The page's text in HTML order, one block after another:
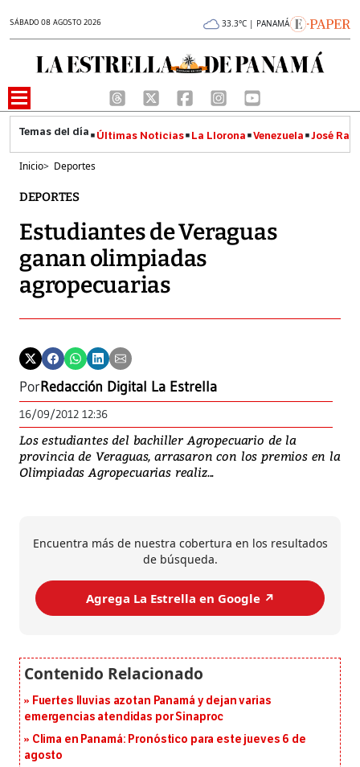
SÁBADO 08 AGOSTO 2026 33.3°C | PANAMÁ
Últimas Noticias La Llorona Venezuela José
Inicio> Deportes
DEPORTES
Estudiantes de Veraguas
ganan olimpiadas
agropecuarias
PorRedacción Digital La Estrella
16/09/2012 12:36
Los estudiantes del bachiller Agropecuario de la
provincia de Veraguas, arrasaron con los premios en la
Olimpiadas Agropecuarias realiz...
Encuentra más de nuestra cobertura en los resultados
de búsqueda.
Agrega La Estrella en Google ↗️
Fuertes lluvias azotan Panamá y dejan varias
emergencias atendidas por Sinaproc
Clima en Panamá: Pronóstico para este jueves 6 de
agosto